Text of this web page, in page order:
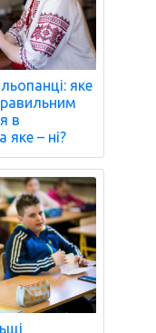
яке
в
яке – ні?